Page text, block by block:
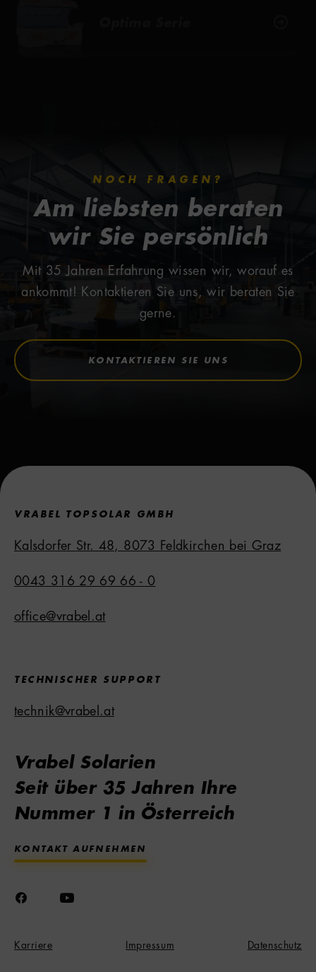
NOCH FRAGEN?
Am liebsten beraten
wir Sie persönlich
Mit 35 Jahren Erfahrung wissen wir, worauf es
ankommt! Kontaktieren Sie uns, wir beraten Sie
gerne.
KONTAKTIEREN SIE UNS
VRABEL TOPSOLAR GMBH
Kalsdorfer Str. 48, 8073 Feldkirchen bei Graz
0043 316 29 69 66 - 0
office@vrabel.at
TECHNISCHER SUPPORT
technik@vrabel.at
Vrabel Solarien
Seit über 35 Jahren Ihre
Nummer 1 in Österreich
KONTAKT AUFNEHMEN
Karriere Impressum Datenschutz